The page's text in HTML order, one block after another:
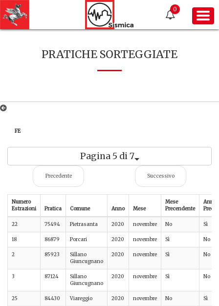
0
PRATICHE SORTEGGIATE
FE
Pagina 5 di 7
Precedente Successivo
Numero
Estrazioni
Pratica Comune Anno Mese
Mese
Precendente
Anno
22 75494 Pietrasanta 2020 novembre No Sì
18 86879 Porcari 2020 novembre Sì No
2 85923
Sillano
Giuncugnano
2020 novembre Sì No
3 87124
Sillano
Giuncugnano
2020 novembre Sì No
25 84430 Viareggio 2020 novembre No Sì